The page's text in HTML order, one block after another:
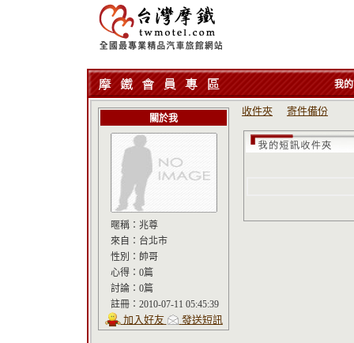
我
關於我
暱稱： 兆尊
來自： 台北市
性別： 帥哥
心得： 0篇
討論： 0篇
註冊： 2010-07-11 05:45:39
加入好友 發送短訊
收件夾 寄件備份